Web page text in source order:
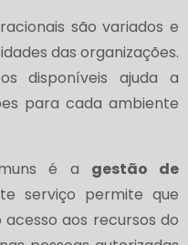
são variados e
das organizações.
disponíveis ajuda a
para cada ambiente
é a gestão de
serviço permite que
aos recursos do